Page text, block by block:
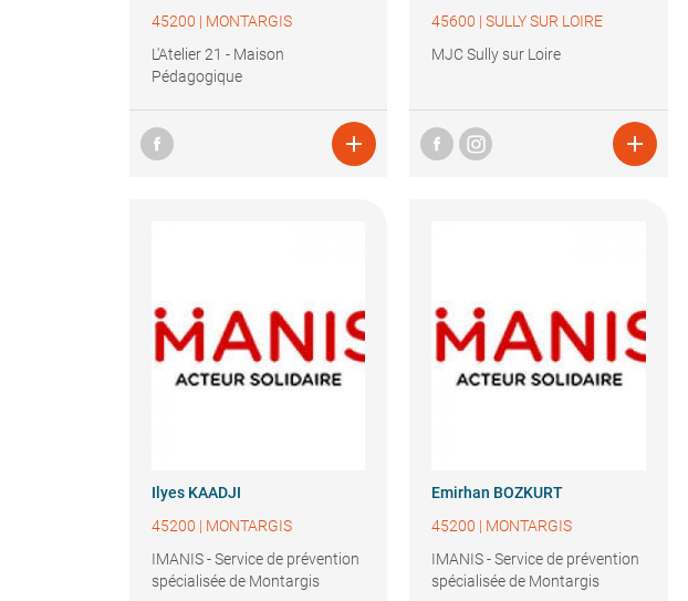
45200 | MONTARGIS
L'Atelier 21 - Maison
Pédagogique

45600 |SULLY SUR LOIRE
MJC Sully sur Loire

Ilyes KAADJI
45200 | MONTARGIS
IMANIS - Service de prévention
spécialisée de Montargis
Emirhan BOZKURT
45200 | MONTARGIS
IMANIS - Service de prévention
spécialisée de Montargis